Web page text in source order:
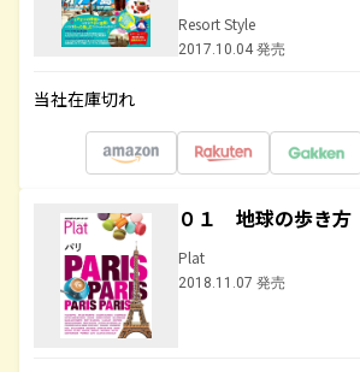
Resort Style
2017.10.04 発売
当社在庫切れ
０１ 地球の歩き
Plat
2018.11.07 発売